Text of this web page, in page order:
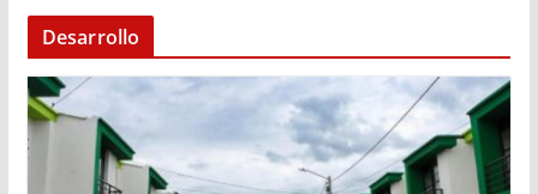
Desarrollo